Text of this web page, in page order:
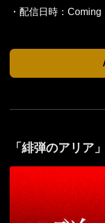
・配信日時：
「緋弾のアリ